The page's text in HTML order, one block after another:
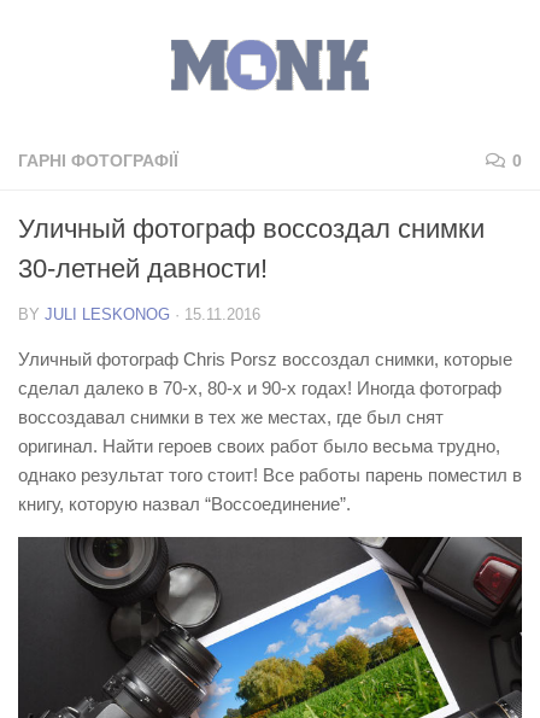
ГАРНІ ФОТОГРАФІЇ 0
Уличный фотограф воссоздал снимки
30-летней давности!
BY JULI LESKONOG · 15.11.2016
Уличный фотограф Chris Porsz воссоздал снимки, которые
сделал далеко в 70-х, 80-х и 90-х годах! Иногда фотограф
воссоздавал снимки в тех же местах, где был снят
оригинал. Найти героев своих работ было весьма трудно,
однако результат того стоит! Все работы парень поместил в
книгу, которую назвал “Воссоединение”.